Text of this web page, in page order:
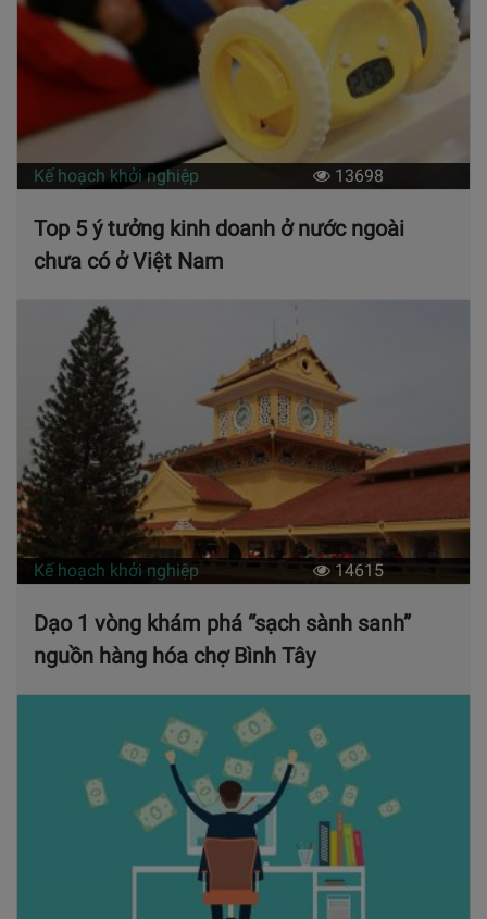
Kế hoạch khởi nghiệp 13698
Top 5 ý tưởng kinh doanh ở nước ngoài
chưa có ở Việt Nam
Kế hoạch khởi nghiệp 14615
Dạo 1 vòng khám phá “sạch sành sanh”
nguồn hàng hóa chợ Bình Tây